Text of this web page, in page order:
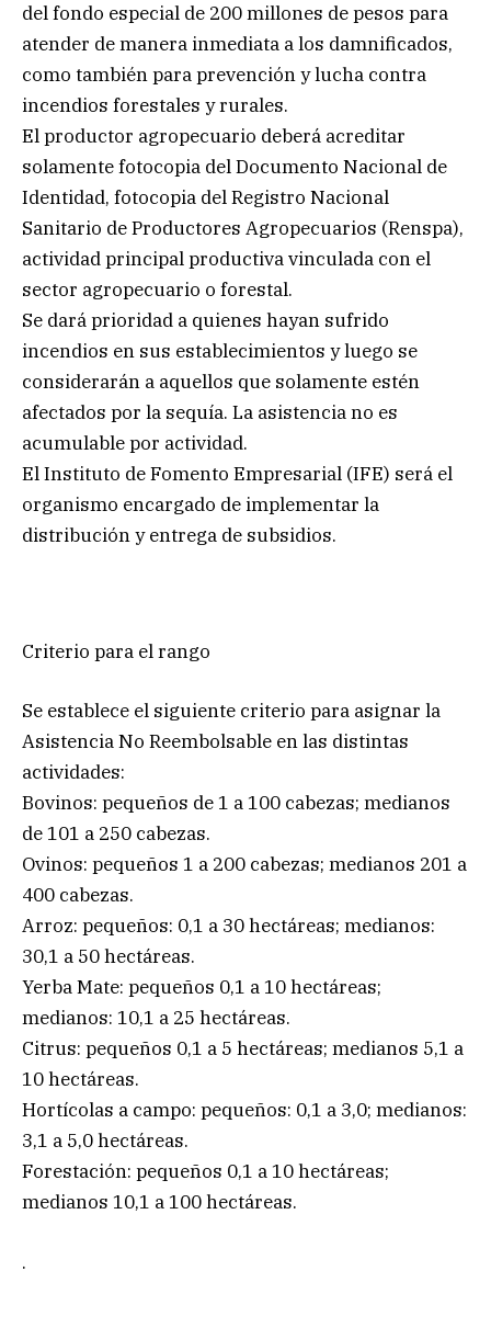
del fondo especial de 200 millones de pesos para
atender de manera inmediata a los damnificados,
como también para prevención y lucha contra
incendios forestales y rurales.
El productor agropecuario deberá acreditar
solamente fotocopia del Documento Nacional de
Identidad, fotocopia del Registro Nacional
Sanitario de Productores Agropecuarios (Renspa),
actividad principal productiva vinculada con el
sector agropecuario o forestal.
Se dará prioridad a quienes hayan sufrido
incendios en sus establecimientos y luego se
considerarán a aquellos que solamente estén
afectados por la sequía. La asistencia no es
acumulable por actividad.
El Instituto de Fomento Empresarial (IFE) será el
organismo encargado de implementar la
distribución y entrega de subsidios.
Criterio para el rango
Se establece el siguiente criterio para asignar la
Asistencia No Reembolsable en las distintas
actividades:
Bovinos: pequeños de 1 a 100 cabezas; medianos
de 101 a 250 cabezas.
Ovinos: pequeños 1 a 200 cabezas; medianos 201 a
400 cabezas.
Arroz: pequeños: 0,1 a 30 hectáreas; medianos:
30,1 a 50 hectáreas.
Yerba Mate: pequeños 0,1 a 10 hectáreas;
medianos: 10,1 a 25 hectáreas.
Citrus: pequeños 0,1 a 5 hectáreas; medianos 5,1 a
10 hectáreas.
Hortícolas a campo: pequeños: 0,1 a 3,0; medianos:
3,1 a 5,0 hectáreas.
Forestación: pequeños 0,1 a 10 hectáreas;
medianos 10,1 a 100 hectáreas.
.